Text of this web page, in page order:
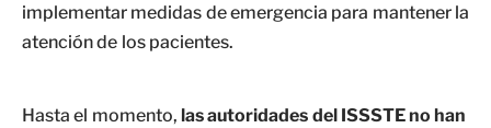
implementar medidas de emergencia para mantener la
atención de los pacientes.
Hasta el momento, las autoridades del ISSSTE no han